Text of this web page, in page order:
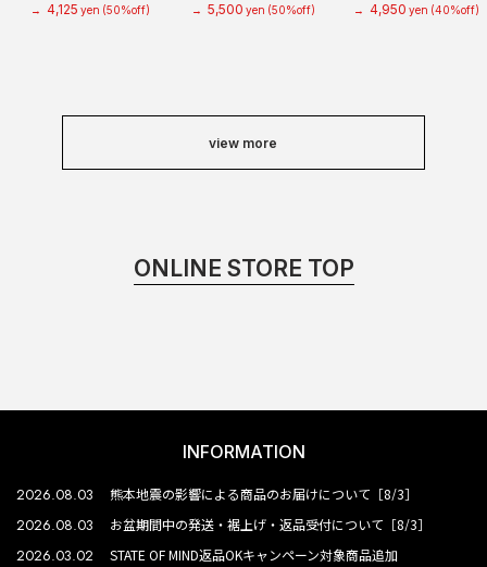
→ 4,125 yen (50%off) → 5,500 yen (50%off) → 4,950 yen (40%off)
view more
ONLINE STORE TOP
INFORMATION
2026.08.03 熊本地震の影響による商品のお届けについて［8/3］
2026.08.03 お盆期間中の発送・裾上げ・返品受付について［8/3］
2026.03.02 STATE OF MIND返品OKキャンペーン対象商品追加